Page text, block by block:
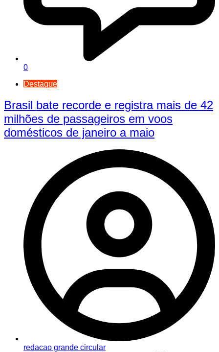
0
Destaque
Brasil bate recorde e registra mais de 42
milhões de passageiros em voos
domésticos de janeiro a maio
redacao grande circular